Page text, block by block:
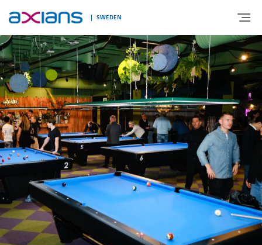
SWEDEN
OM AXIANS
VÅR EXPERTIS
BRANSCHER
KUNSKAPSBANK & EVENTS
KONTAKTA OSS